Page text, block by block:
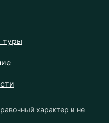
туры
характер и не